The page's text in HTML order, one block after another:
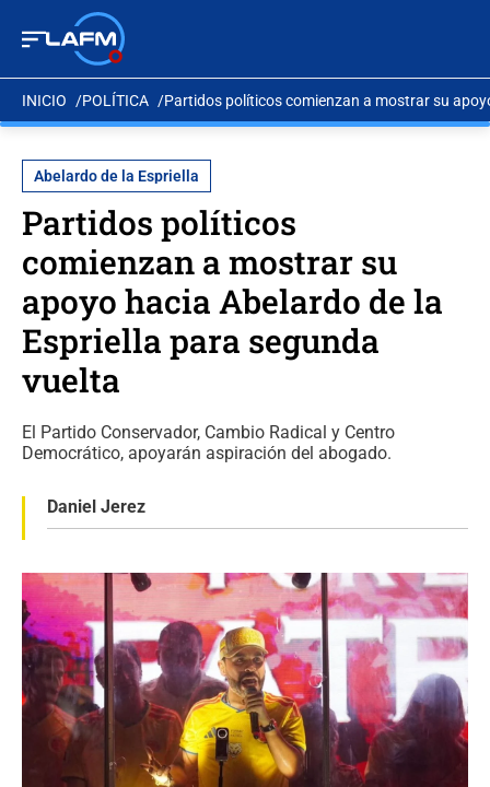
INICIO POLÍTICA Partidos políticos comienzan a mostrar su
Abelardo de la Espriella
Partidos políticos
comienzan a mostrar su
apoyo hacia Abelardo de la
Espriella para segunda
vuelta
El Partido Conservador, Cambio Radical y Centro
Democrático, apoyarán aspiración del abogado.
Daniel Jerez